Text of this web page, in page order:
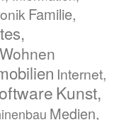
Familie,
Internet,
Kunst,
Medien,